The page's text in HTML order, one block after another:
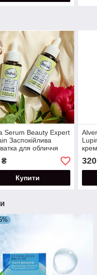
Serum Beauty Expert
Заспокійлива
для обличчя
пігментних плям
акне 30 мл
Купити
320